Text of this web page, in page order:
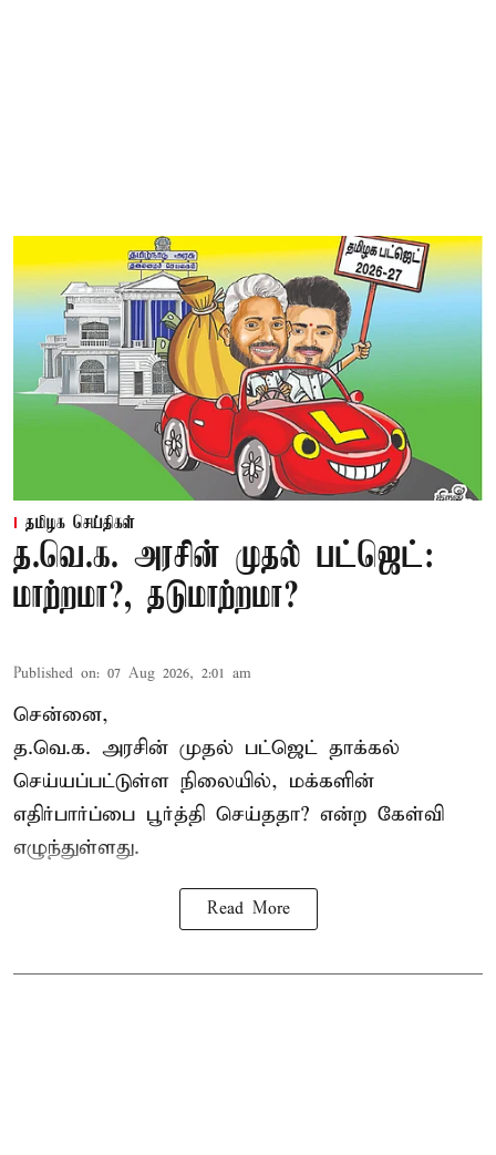
தமிழக செய்திகள்
த.வெ.க. அரசின் முதல் பட்ஜெட்:
மாற்றமா?, தடுமாற்றமா?
Published on: 07 Aug 2026, 2:01 am
சென்னை,
த.வெ.க. அரசின் முதல் பட்ஜெட் தாக்கல்
செய்யப்பட்டுள்ள நிலையில், மக்களின்
எதிர்பார்ப்பை பூர்த்தி செய்ததா? என்ற கேள்வி
எழுந்துள்ளது.
Read More